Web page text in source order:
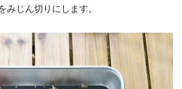
みじん切りにします。